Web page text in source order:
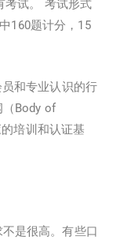
考试。 考试形式
160题计分，15
和专业认识的行
（Body of
培训和认证基
是很高。有些口